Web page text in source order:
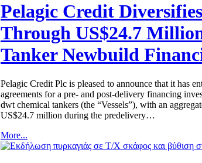
Pelagic Credit
Through US$24.7
Tanker Newbuild
Pelagic Credit Plc is pleased to announce that it has
agreements for a pre- and post-delivery financing
dwt chemical tankers (the “Vessels”), with an
US$24.7 million during the predelivery…
More...